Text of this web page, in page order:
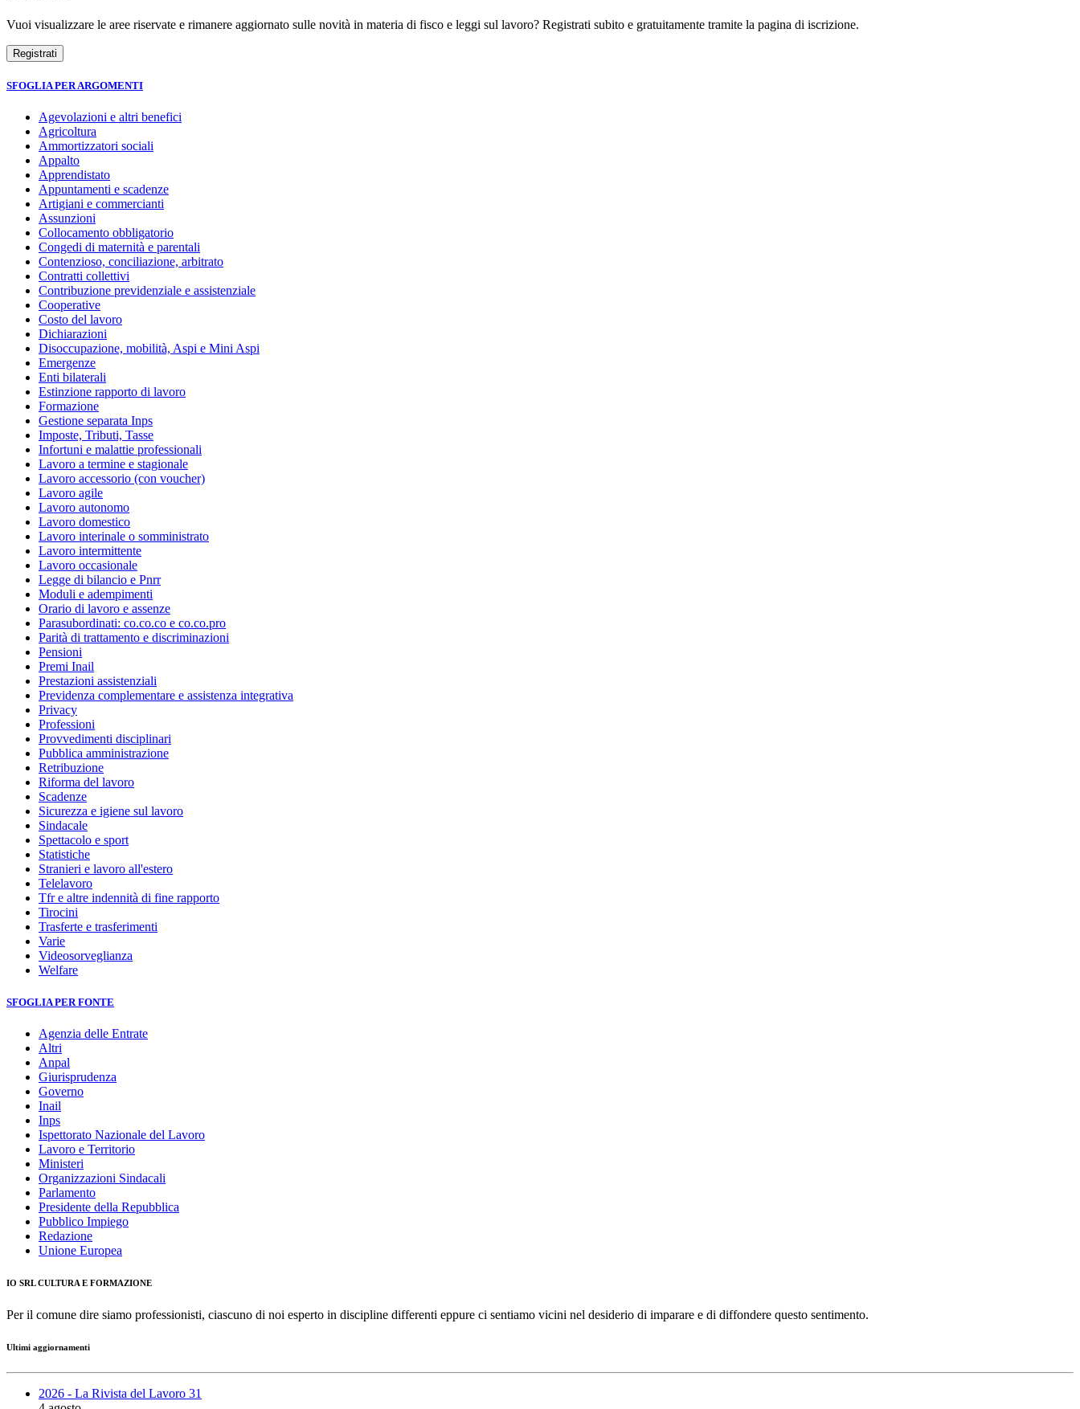
Vuoi visualizzare le aree riservate e rimanere aggiornato sulle novità in materia di fisco e leggi sul lavoro? Registrati subito e gratuitamente tramite la pagina di iscrizione.
SFOGLIA PER ARGOMENTI
Agevolazioni e altri benefici
Agricoltura
Ammortizzatori sociali
Appalto
Apprendistato
Appuntamenti e scadenze
Artigiani e commercianti
Assunzioni
Collocamento obbligatorio
Congedi di maternità e parentali
Contenzioso, conciliazione, arbitrato
Contratti collettivi
Contribuzione previdenziale e assistenziale
Cooperative
Costo del lavoro
Dichiarazioni
Disoccupazione, mobilità, Aspi e Mini Aspi
Emergenze
Enti bilaterali
Estinzione rapporto di lavoro
Formazione
Gestione separata Inps
Imposte, Tributi, Tasse
Infortuni e malattie professionali
Lavoro a termine e stagionale
Lavoro accessorio (con voucher)
Lavoro agile
Lavoro autonomo
Lavoro domestico
Lavoro interinale o somministrato
Lavoro intermittente
Lavoro occasionale
Legge di bilancio e Pnrr
Moduli e adempimenti
Orario di lavoro e assenze
Parasubordinati: co.co.co e co.co.pro
Parità di trattamento e discriminazioni
Pensioni
Premi Inail
Prestazioni assistenziali
Previdenza complementare e assistenza integrativa
Privacy
Professioni
Provvedimenti disciplinari
Pubblica amministrazione
Retribuzione
Riforma del lavoro
Scadenze
Sicurezza e igiene sul lavoro
Sindacale
Spettacolo e sport
Statistiche
Stranieri e lavoro all'estero
Telelavoro
Tfr e altre indennità di fine rapporto
Tirocini
Trasferte e trasferimenti
Varie
Videosorveglianza
Welfare
SFOGLIA PER FONTE
Agenzia delle Entrate
Altri
Anpal
Giurisprudenza
Governo
Inail
Inps
Ispettorato Nazionale del Lavoro
Lavoro e Territorio
Ministeri
Organizzazioni Sindacali
Parlamento
Presidente della Repubblica
Pubblico Impiego
Redazione
Unione Europea
IO SRL CULTURA E FORMAZIONE
Per il comune dire siamo professionisti, ciascuno di noi esperto in discipline differenti eppure ci sentiamo vicini nel desiderio di imparare e di diffondere questo sentimento.
Ultimi aggiornamenti
2026 - La Rivista del Lavoro 31